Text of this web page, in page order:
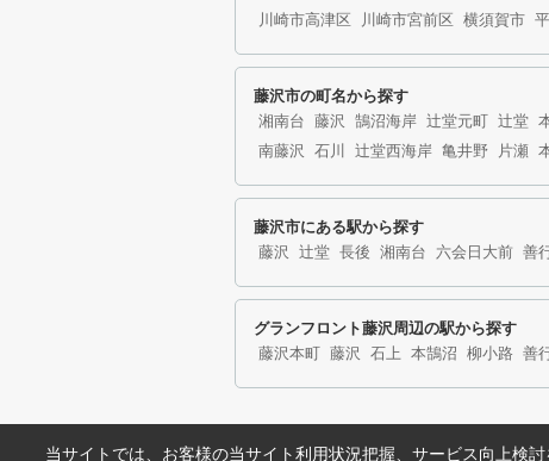
川崎市高津区
川崎市宮前区 横須賀市
藤沢市の町名から探す
湘南台 藤沢 鵠沼海岸 辻堂元町 辻堂
南藤沢
石川 辻堂西海岸 亀井野 片瀬
藤沢市にある駅から探す
藤沢 辻堂 長後 湘南台 六会日大前 善
グランフロント藤沢周辺の駅から探す
藤沢本町 藤沢 石上 本鵠沼 柳小路 善
当サイトでは、お客様の当サイト利用状況把握、サービス向上検